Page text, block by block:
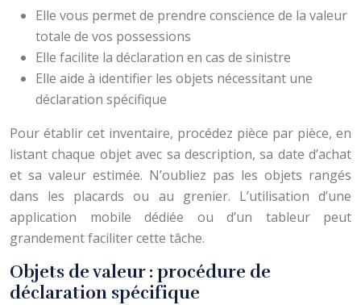
Elle vous permet de prendre conscience de la valeur
totale de vos possessions
Elle facilite la déclaration en cas de sinistre
Elle aide à identifier les objets nécessitant une
déclaration spécifique
Pour établir cet inventaire, procédez pièce par pièce, en
listant chaque objet avec sa description, sa date d’achat
et sa valeur estimée. N’oubliez pas les objets rangés
dans les placards ou au grenier. L’utilisation d’une
application mobile dédiée ou d’un tableur peut
grandement faciliter cette tâche.
Objets de valeur : procédure de
déclaration spécifique